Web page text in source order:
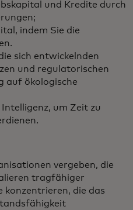
und Kredite durch
indem Sie die
sich entwickelnden
und regulatorischen
auf ökologische
um Zeit zu
vergeben, die
tragfähiger
konzentrieren, die das